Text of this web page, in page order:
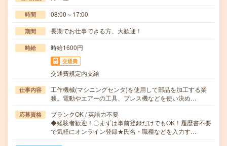
時間 08:00～17:00
期間 長期でお仕事できる方、大歓迎！
時給 時給1600円
交通費
交通費規定内支給
仕事内容
工作機械(マシニングセンタ)を使用して部品を加工する業
務。電動やエアーの工具、プレス機などを使い決め…
応募資格
ブランクOK / 英語力不要
◆経験者歓迎！〇まずは事前登録だけでもOK！履歴書不要
で気軽にオンライン登録★氏名・職種などを入力す…